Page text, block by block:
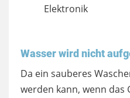
Elektronik
Wasser wird nicht
Da ein sauberes
werden kann, wenn das